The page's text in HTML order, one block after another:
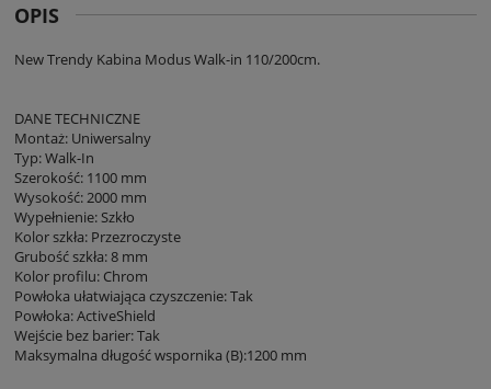
OPIS
New Trendy Kabina Modus Walk-in 110/200cm.
DANE TECHNICZNE
Montaż: Uniwersalny
Typ: Walk-In
Szerokość: 1100 mm
Wysokość: 2000 mm
Wypełnienie: Szkło
Kolor szkła: Przezroczyste
Grubość szkła: 8 mm
Kolor profilu: Chrom
Powłoka ułatwiająca czyszczenie: Tak
Powłoka: ActiveShield
Wejście bez barier: Tak
Maksymalna długość wspornika (B):1200 mm